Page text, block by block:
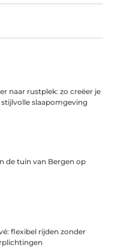
naar rustplek: zo creëer je
stijlvolle slaapomgeving
de tuin van Bergen op
flexibel rijden zonder